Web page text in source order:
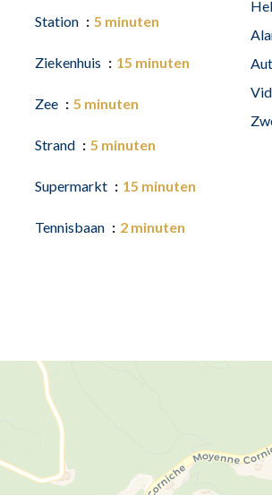
Station 5 minuten
Ziekenhuis 15 minuten
Zee 5 minuten
Strand 5 minuten
Supermarkt 15 minuten
Tennisbaan 2 minuten